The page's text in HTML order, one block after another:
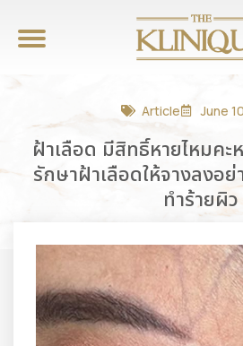
Article June
ฝ้าเลือด มีสิทธิ์หายไหมค
รักษาฝ้าเลือดให้จางลงอ
ทำร้ายผิว